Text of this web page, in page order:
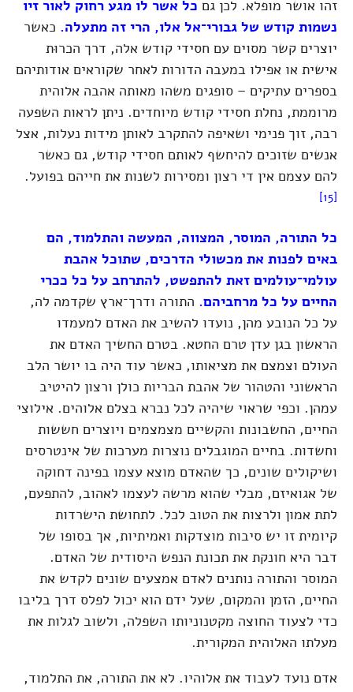
זהו אושר מופלא. לכן גםכל אשר לו מגע רחוק לאור זיו
נשמות קודש של גבורי־אל אלו, הרי זה מתעלה.כאשר
יוצרים קשר מסוים עם חסידי קודש אלה, דרך הכרוּת
אישית או אפילו במעבה הדורות לאחר שקוראים אודותיהם
בספרים עתיקים – סופגים משהו מאותה אהבה אלוהית
מרוממת, נחלת חסידי קודש מיוחדים. ניתן לראות השפעה
רבה, זוך פנימי ושאיפה להתקרב לאותן מידות נעלות, אצל
אנשים שזוכים להיחשף לאותם חסידי קודש, גם כאשר
להם עצמם אין די רצון ומסירות לשנות את חייהם בפועל.
כל התורה, המוסר, המצווה, המעשה והתלמוד, הם
באים לפנות את מכשולי הדרכים, שתוכל אהבת
עולמי־עולמים זאת להתפשט, להתרחב על כל ככרי
החיים על כל מרחביהם.התורה ודרך־ארץ שקדמה לה,
על כל הנובע מהן, נועדו להשיב את האדם למעמדו
הראשון בגן עדן טרם החטא. בטרם החשיך האדם את
העולם וצמצם את מציאותו, כאשר עוד היה בו יושר הלב
הראשוני והטהור של אהבת הבריות כולן ורצון להיטיב
עמהן. וכפי שראוי שיהיה לכל נברא בצלם אלוהים. אילוצי
החיים, החשבונות והקשיים מצמצמים ויוצרים חששות
וחשדות. בחיים המוגבלים נוצרות מערכות של אינטרסים
ושיקולים שונים, כך שהאדם מוצא עצמו בפינה דחוקה
של אגואיזם, מבלי שהוא מרשה לעצמו לאהוב, להתפעם,
לתת אמון ולרצות את הטוב לכל. לתחושת הישרדות
קיומית זו יש סיבות מוצדקות ואמיתיות, אך בסופו של
דבר היא חונקת את תכונת הנפש היסודית של האדם.
המוסר והתורה נותנים לאדם אמצעים שונים לקדש את
החיים, הזמן והמקום, שעל ידם הוא יכול לפלס דרך בליבו
כדי לצעוד החוצה מקטנוניותו השפלה, ולשוב לגלות את
מעלתו האלוהית המקורית.
אדם נועד לעבוד את אלוהיו. לא את התורה, את התלמוד,